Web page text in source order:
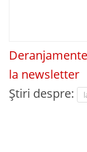
Deranjamente
la newsletter
Știri despre: